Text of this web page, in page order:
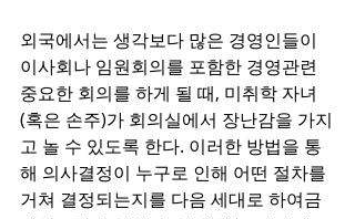
외국에서는 생각보다 많은 경영인들이
이사회나 임원회의를 포함한 경영관련
중요한 회의를 하게 될 때, 미취학 자녀
(혹은 손주)가 회의실에서 장난감을 가지
고 놀 수 있도록 한다. 이러한 방법을 통
해 의사결정이 누구로 인해 어떤 절차를
거쳐 결정되는지를 다음 세대로 하여금